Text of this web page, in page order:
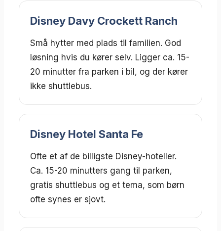
Disney Davy Crockett Ranch
Små hytter med plads til familien. God
løsning hvis du kører selv. Ligger ca. 15-
20 minutter fra parken i bil, og der kører
ikke shuttlebus.
Disney Hotel Santa Fe
Ofte et af de billigste Disney-hoteller.
Ca. 15-20 minutters gang til parken,
gratis shuttlebus og et tema, som børn
ofte synes er sjovt.